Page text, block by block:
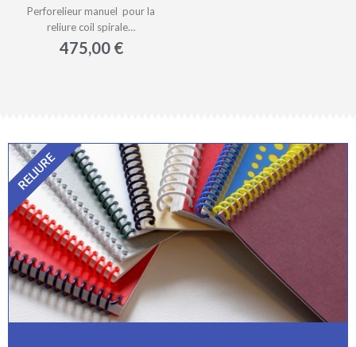
Perforelieur manuel pour la
reliure coil spirale…
475,00 €
RELIURE